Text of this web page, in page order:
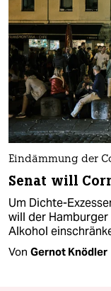
Eindämmung der
Senat will
Um Dichte-
will der Hamburger
Alkohol
Von Gernot Knödler